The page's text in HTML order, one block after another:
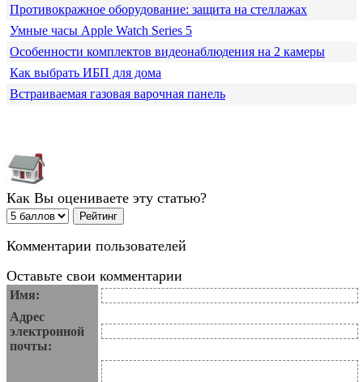
Противокражное оборудование: защита на стеллажах
Умные часы Apple Watch Series 5
Особенности комплектов видеонаблюдения на 2 камеры
Как выбрать ИБП для дома
Встраиваемая газовая варочная панель
Как Вы оцениваете эту статью?
Комментарии пользователей
Оставьте свои комментарии
Имя:
Адрес
электронной
почты: